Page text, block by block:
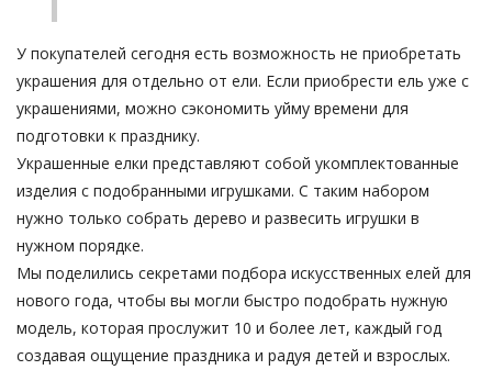
У покупателей сегодня есть возможность не приобретать
украшения для отдельно от ели. Если приобрести ель уже с
украшениями, можно сэкономить уйму времени для
подготовки к празднику.
Украшенные елки представляют собой укомплектованные
изделия с подобранными игрушками. С таким набором
нужно только собрать дерево и развесить игрушки в
нужном порядке.
Мы поделились секретами подбора искусственных елей для
нового года, чтобы вы могли быстро подобрать нужную
модель, которая прослужит 10 и более лет, каждый год
создавая ощущение праздника и радуя детей и взрослых.